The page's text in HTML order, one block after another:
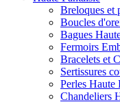
Breloques et
Boucles
Bagues
Fermoirs
Bracelets et
Sertissures
Perles Haute
Chandeliers